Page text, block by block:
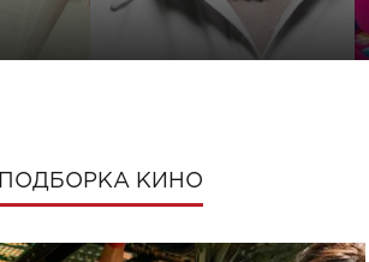
ПОДБОРКА КИНО